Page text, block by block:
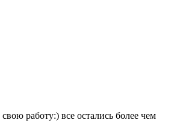
работу:) все остались более чем